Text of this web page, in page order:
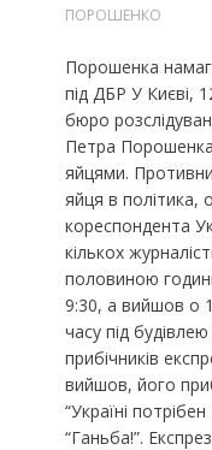
ПОРОШЕНКО
Порошенка
під ДБР У Києві,
бюро
Петра Порошенка
яйцями.
яйця в політика,
кореспондента
кількох
половиною
9:30, а вийшов о
часу під
прибічників
вийшов, його
“Україні
“Ганьба!”.